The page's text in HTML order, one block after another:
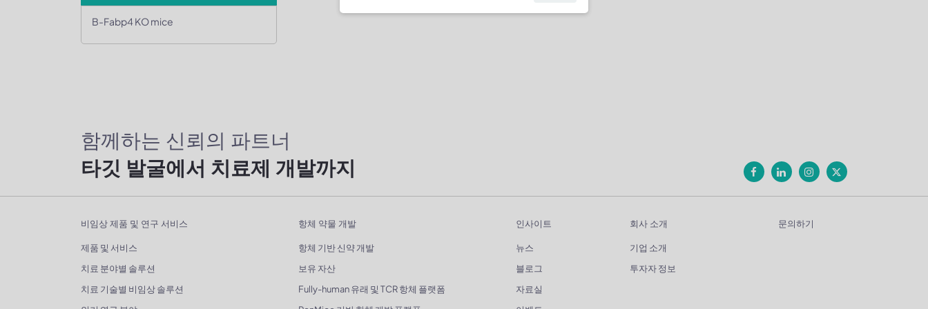
B-Fabp4 KO mice
함께하는 신뢰의 파트너
타깃 발굴에서 치료제 개발까지
비임상 제품 및 연구 서비스
제품 및 서비스
치료 분야별 솔루션
치료 기술별 비임상 솔루션
항체 약물 개발
항체 기반 신약 개발
보유 자산
Fully-human 유래 및 TCR 항체 플랫폼
인사이트
뉴스
블로그
자료실
회사 소개
기업 소개
투자자 정보
문의하기